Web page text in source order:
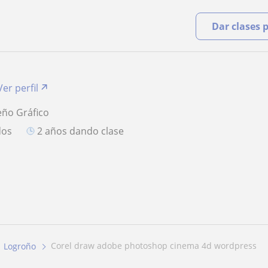
Dar clases
perfil
Gráfico
2 años dando clase
Logroño corel draw adobe photoshop cinema 4d wordpress